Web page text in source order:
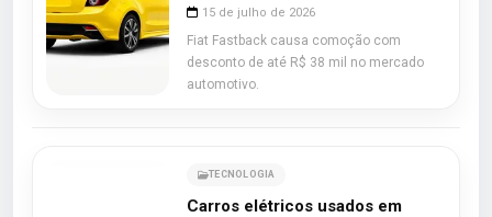
15 de julho de 2026
Fiat Fastback causa comoção com
desconto de até R$ 38 mil no mercado
automotivo.
TECNOLOGIA
Carros elétricos usados em